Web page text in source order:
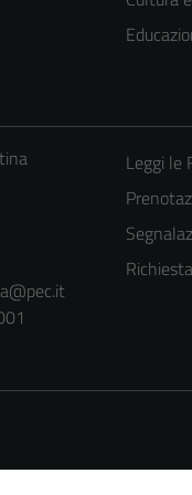
Leggi le